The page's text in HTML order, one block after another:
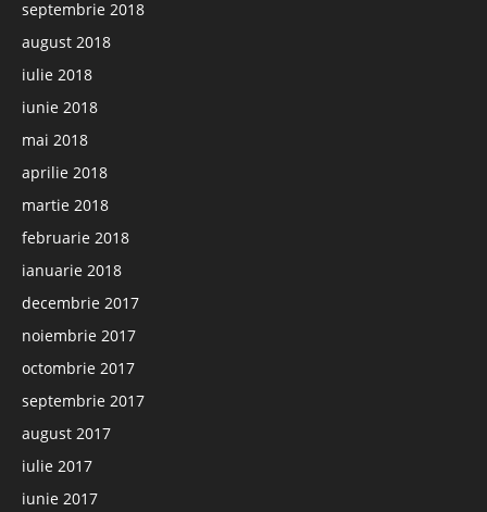
septembrie 2018
august 2018
iulie 2018
iunie 2018
mai 2018
aprilie 2018
martie 2018
februarie 2018
ianuarie 2018
decembrie 2017
noiembrie 2017
octombrie 2017
septembrie 2017
august 2017
iulie 2017
iunie 2017